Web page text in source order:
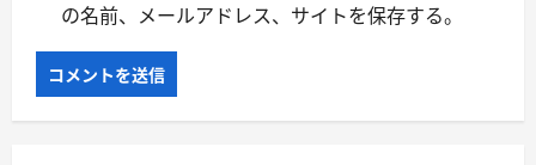
の名前、メールアドレス、サイトを保存する。